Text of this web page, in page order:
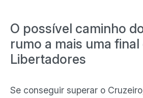
O possível caminho
rumo a mais uma final
Libertadores
Se conseguir superar o